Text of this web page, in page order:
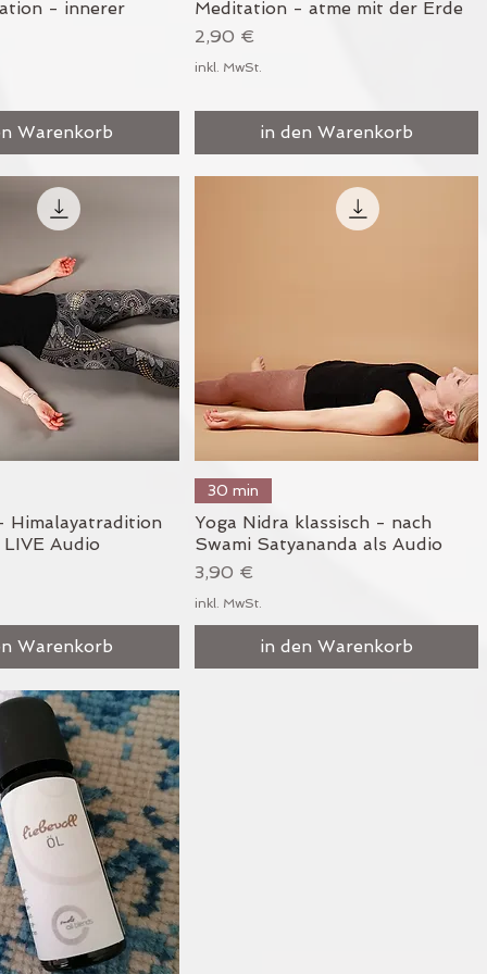
- innerer
Warenkorb
Meditation - atme mit der Erde
Preis
2,90 €
inkl. MwSt.
in den Warenkorb
Himalayatradition
Audio
Warenkorb
30 min
Yoga Nidra klassisch - nach
Swami Satyananda als Audio
Preis
3,90 €
inkl. MwSt.
in den Warenkorb